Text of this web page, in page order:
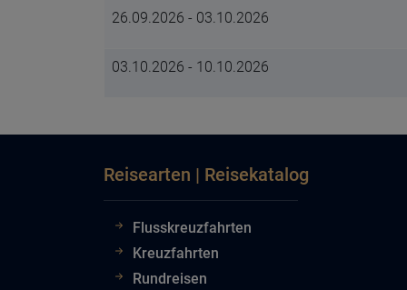
26.09.2026 - 03.10.2026
03.10.2026 - 10.10.2026
Reisearten | Reisekatalog
Flusskreuzfahrten
Kreuzfahrten
Rundreisen